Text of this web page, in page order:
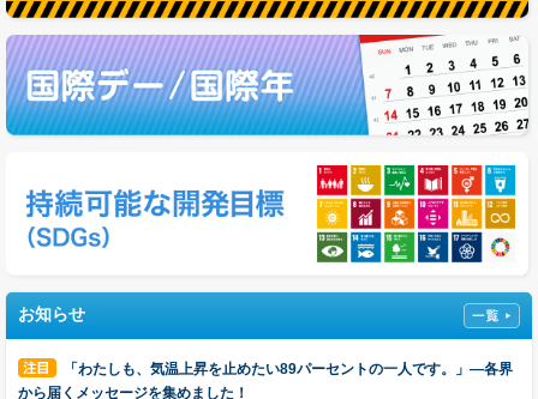
お知らせ
「わたしも、気温上昇を止めたい89パーセントの一人です。」―各界
から届くメッセージを集めました！